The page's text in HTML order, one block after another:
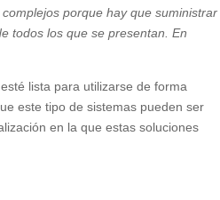
porque hay que suministrar
todos los que se presentan. En
lista para utilizarse de forma
este tipo de sistemas pueden ser
en la que estas soluciones